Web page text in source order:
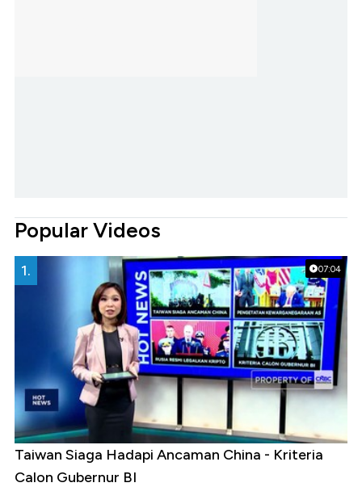
Popular Videos
07:04
1.
Taiwan Siaga Hadapi Ancaman China - Kriteria
Calon Gubernur BI